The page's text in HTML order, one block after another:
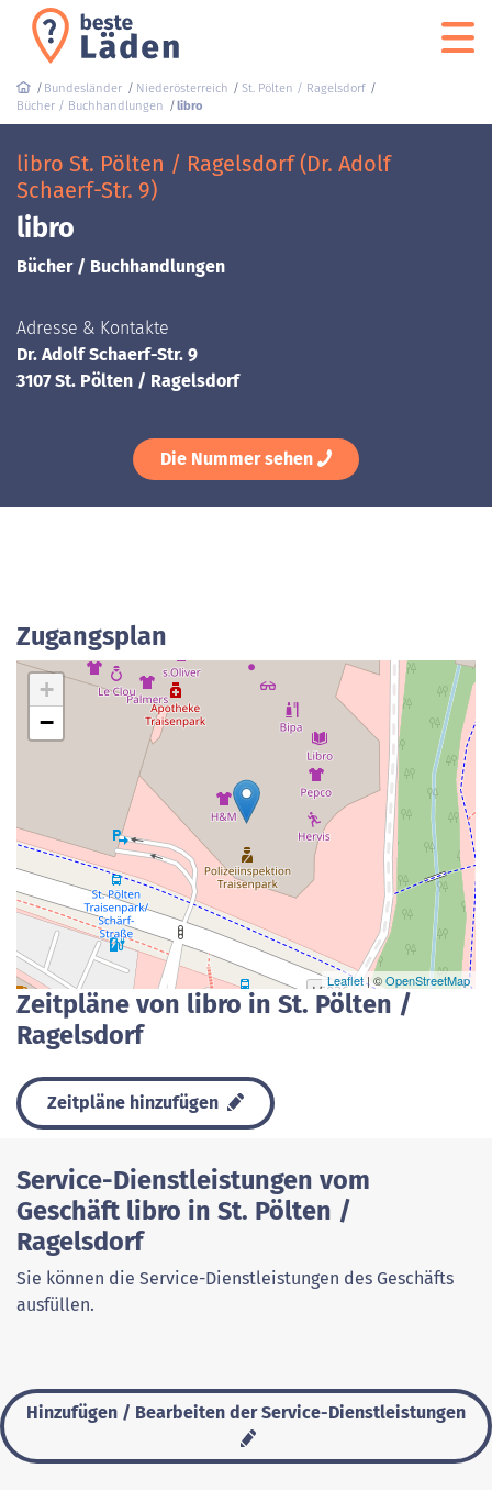
Bundesländer Niederösterreich
St. Pölten / Ragelsdorf
Bücher / Buchhandlungen
libro
libro St. Pölten / Ragelsdorf (Dr. Adolf
Schaerf-Str. 9)
libro
Bücher / Buchhandlungen
Adresse & Kontakte
Dr. Adolf Schaerf-Str. 9
3107 St. Pölten / Ragelsdorf
Die Nummer sehen
Zugangsplan
+
−
Leaflet| ©OpenStreetMap
Zeitpläne von libro in St. Pölten /
Ragelsdorf
Zeitpläne hinzufügen
Service-Dienstleistungen vom
Geschäft libro in St. Pölten /
Ragelsdorf
Sie können die Service-Dienstleistungen des Geschäfts
ausfüllen.
Hinzufügen / Bearbeiten der Service-Dienstleistungen